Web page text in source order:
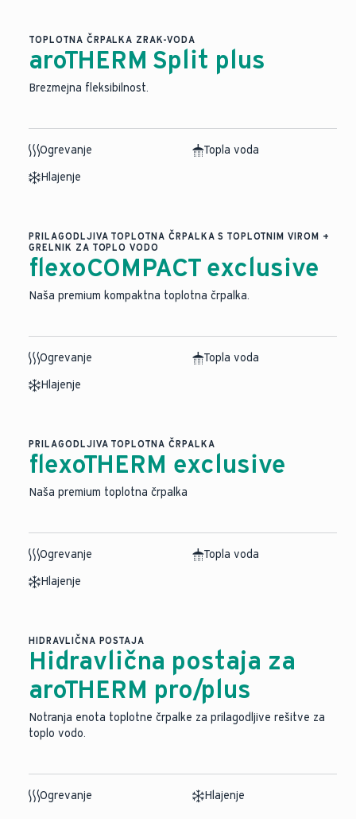
TOPLOTNA ČRPALKA ZRAK-VODA
aroTHERM Split plus
Brezmejna fleksibilnost.
Ogrevanje
Topla voda
Hlajenje
PRILAGODLJIVA TOPLOTNA ČRPALKA S TOPLOTNIM VIROM +
GRELNIK ZA TOPLO VODO
flexoCOMPACT exclusive
Naša premium kompaktna toplotna črpalka.
Ogrevanje
Topla voda
Hlajenje
PRILAGODLJIVA TOPLOTNA ČRPALKA
flexoTHERM exclusive
Naša premium toplotna črpalka
Ogrevanje
Topla voda
Hlajenje
HIDRAVLIČNA POSTAJA
Hidravlična postaja za
aroTHERM pro/plus
Notranja enota toplotne črpalke za prilagodljive rešitve za
toplo vodo.
Ogrevanje Hlajenje